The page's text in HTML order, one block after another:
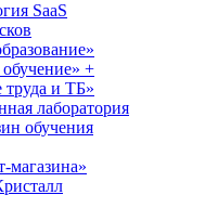
SaaS
+
труда и ТБ»
лаборатория
обучения
магазина»